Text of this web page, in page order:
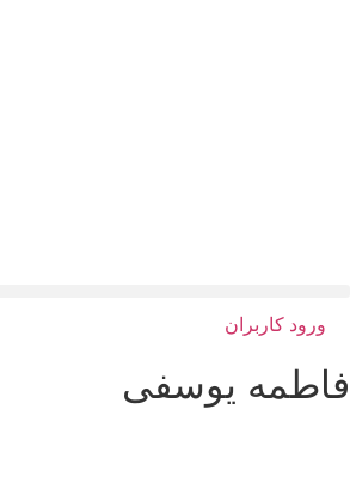
ورود کاربران
یوسفی